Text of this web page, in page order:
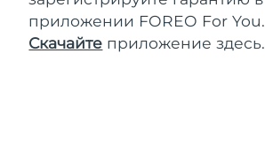
приложении FOREO For You.
Скачайте приложение здесь.